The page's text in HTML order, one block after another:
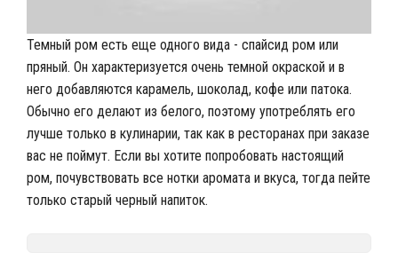
Темный ром есть еще одного вида - спайсид ром или
пряный. Он характеризуется очень темной окраской и в
него добавляются карамель, шоколад, кофе или патока.
Обычно его делают из белого, поэтому употреблять его
лучше только в кулинарии, так как в ресторанах при заказе
вас не поймут. Если вы хотите попробовать настоящий
ром, почувствовать все нотки аромата и вкуса, тогда пейте
только старый черный напиток.